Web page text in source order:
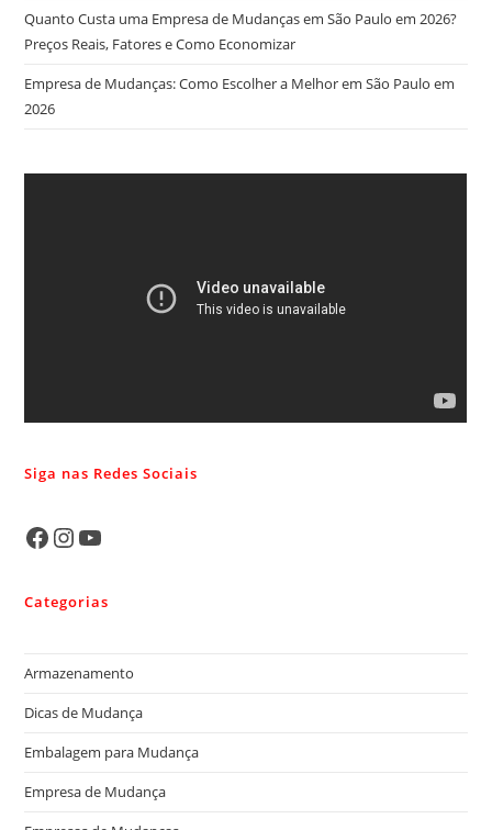
Quanto Custa uma Empresa de Mudanças em São Paulo em 2026?
Preços Reais, Fatores e Como Economizar
Empresa de Mudanças: Como Escolher a Melhor em São Paulo em
2026
Siga nas Redes Sociais
Categorias
Armazenamento
Dicas de Mudança
Embalagem para Mudança
Empresa de Mudança